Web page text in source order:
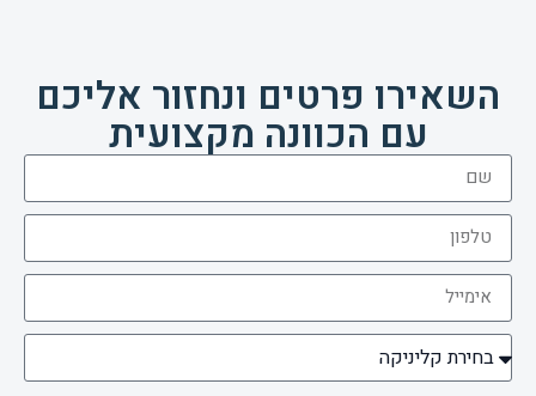
השאירו פרטים ונחזור אליכם
עם הכוונה מקצועית